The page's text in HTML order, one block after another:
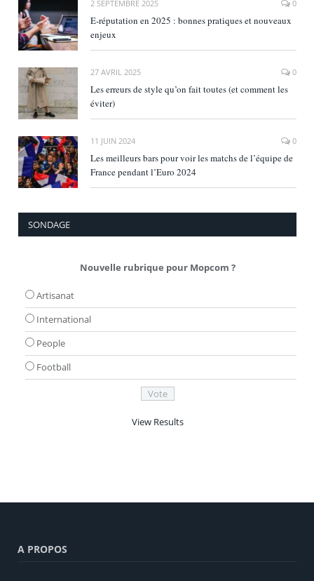
2 SEPTEMBRE 2025 0
E‑réputation en 2025 : bonnes pratiques et nouveaux
enjeux
27 AVRIL 2025 0
Les erreurs de style qu’on fait toutes (et comment les
éviter)
11 JUIN 2024 0
Les meilleurs bars pour voir les matchs de l’équipe de
France pendant l’Euro 2024
SONDAGE
Nouvelle rubrique pour Mopcom ?
Artisanat
International
People
Football
View Results
A PROPOS